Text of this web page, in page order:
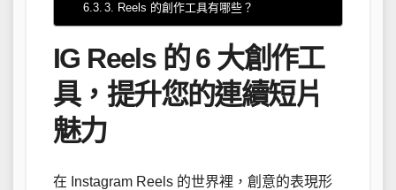
3. Reels 的創作工具有哪些？
IG Reels 的 6 大創作工
具，提升您的連續短片
魅力
在 Instagram Reels 的世界裡，創意的表現形